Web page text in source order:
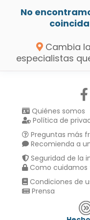
No
Cambia
especialistas
Quiénes somos
Política de
Preguntas más
Recomienda a
Seguridad de la
Como cuidamos
Condiciones de
Prensa